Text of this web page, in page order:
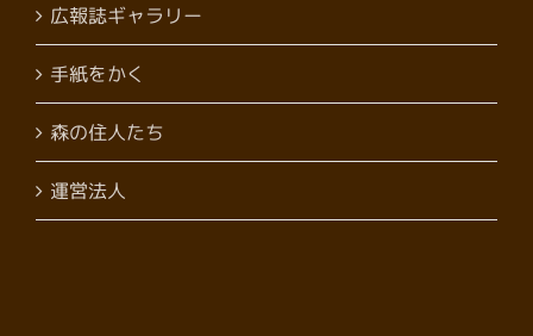
広報誌ギャラリー
手紙をかく
森の住人たち
運営法人